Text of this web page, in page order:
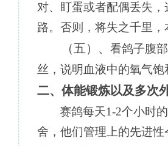
对、盯蛋或者配偶丢失
路。否则，将失之千里，
（五）、 看鸽子腹
丝，说明血液中的氧气饱
二、体能锻炼以及多次
赛鸽每天1-2个小时
舍，他们管理上的先进